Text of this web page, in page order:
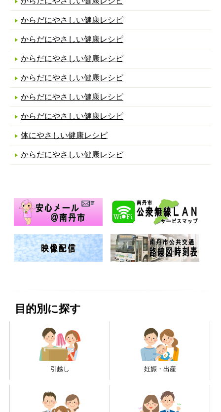
からだにやさしい健康レシピ
からだにやさしい健康レシピ
からだにやさしい健康レシピ
からだにやさしい健康レシピ
からだにやさしい健康レシピ
からだにやさしい健康レシピ
体にやさしい健康レシピ
からだにやさしい健康レシピ
目的別に探す
引越し 妊娠・出産